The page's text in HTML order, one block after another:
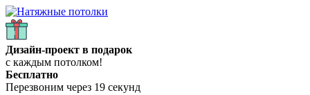
Дизайн-проект в подарок
с каждым потолком!
Бесплатно
Перезвоним через 19 секунд